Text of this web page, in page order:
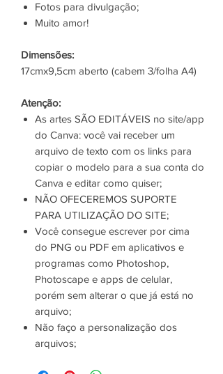
Fotos para divulgação;
Muito amor!
Dimensões:
17cmx9,5cm aberto (cabem 3/folha A4)
Atenção:
As artes SÃO EDITÁVEIS no site/app
do Canva: você vai receber um
arquivo de texto com os links para
copiar o modelo para a sua conta do
Canva e editar como quiser;
NÃO OFECEREMOS SUPORTE
PARA UTILIZAÇÃO DO SITE;
Você consegue escrever por cima
do PNG ou PDF em aplicativos e
programas como Photoshop,
Photoscape e apps de celular,
porém sem alterar o que já está no
arquivo;
Não faço a personalização dos
arquivos;